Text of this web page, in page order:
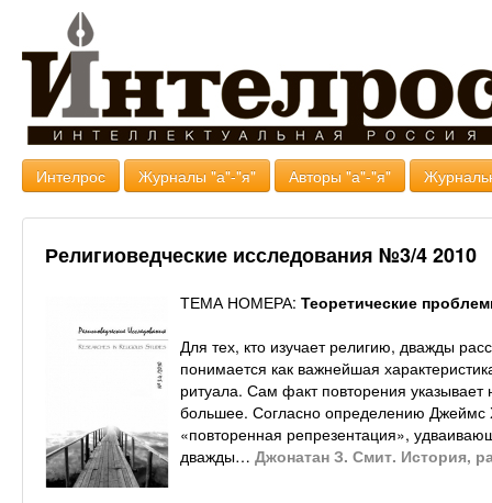
Интелрос Журналы "а"-"я" Авторы "а"-"я"
Религиоведческие исследования №3/4 2010
ТЕМА НОМЕРА: Теоретические
Для тех, кто изучает религию, дважды
понимается как важнейшая
ритуала. Сам факт повторения
большее. Согласно определению
«повторенная репрезентация»,
дважды… Джонатан З. Смит. История,